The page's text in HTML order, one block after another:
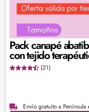
Pack canapé
con tejido
(21)
Envío gratuito a